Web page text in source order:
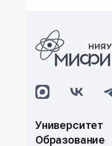
Университет
Образование